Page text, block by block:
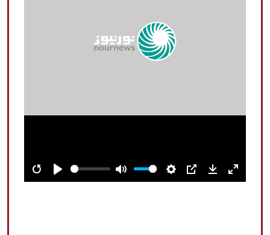
RestartPlay Mute Settings
PIP Download
Enter